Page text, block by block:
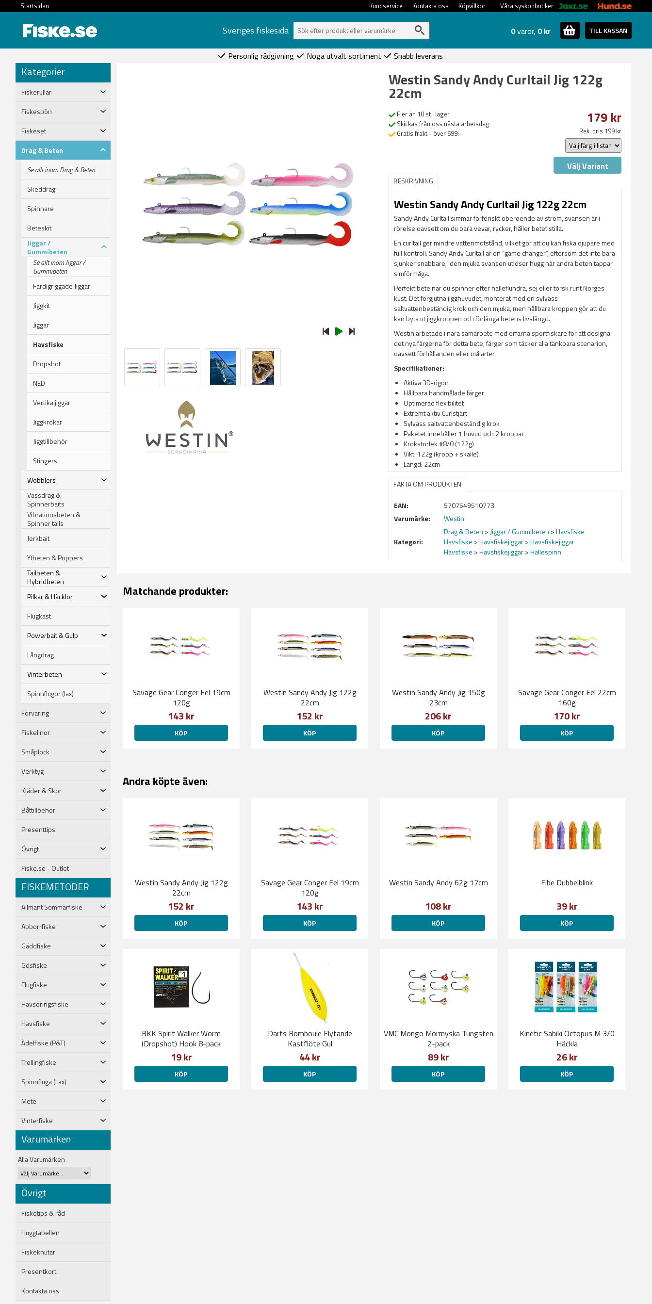
Startsidan Våra syskonbutiker
Köpvillkor
Kontakta oss
Kundservice
Sveriges fiskesida 0varor, 0 kr TILL KASSAN
Personlig rådgivning Noga utvalt sortiment Snabb leverans
Kategorier
Fiskerullar
Fiskespön
Fiskeset
Drag & Beten
Se allt inom Drag & Beten
Skeddrag
Spinnare
Beteskit
Jiggar /
Gummibeten
Se allt inom Jiggar /
Gummibeten
Färdigriggade Jiggar
Jiggkit
Jiggar
Havsfiske
Dropshot
NED
Vertikaljiggar
Jiggkrokar
Jiggtillbehör
Stingers
Wobblers
Vassdrag &
Spinnerbaits
Vibrationsbeten &
Spinner tails
Jerkbait
Ytbeten & Poppers
Tailbeten &
Hybridbeten
Pilkar & Häcklor
Flugkast
Powerbait & Gulp
Långdrag
Vinterbeten
Spinnflugor (lax)
Förvaring
Fiskelinor
Småplock
Verktyg
Kläder & Skor
Båttillbehör
Presenttips
Övrigt
Fiske.se - Outlet
FISKEMETODER
Allmänt Sommarfiske
Abborrfiske
Gäddfiske
Gösfiske
Flugfiske
Havsöringsfiske
Havsfiske
Ädelfiske (P&T)
Trollingfiske
Spinnfluga (Lax)
Mete
Vinterfiske
Varumärken
Alla Varumärken
Övrigt
Fisketips & råd
Huggtabellen
Fiskeknutar
Presentkort
Kontakta oss
Westin Sandy Andy Curltail Jig 122g
22cm
Fler än 10 st i lager
Skickas från oss nästa arbetsdag
Gratis frakt - över 599:-
179 kr
Rek. pris 199 kr
Välj Variant
BESKRIVNING
Westin Sandy Andy Curltail Jig 122g 22cm
Sandy Andy Curltail simmar förföriskt oberoende av ström, svansen är i
rörelse oavsett om du bara vevar, rycker, håller betet stilla.
En curltail ger mindre vattenmotstånd, vilket gör att du kan fiska djupare med
full kontroll. Sandy Andy Curltail är en ”game changer”, eftersom det inte bara
sjunker snabbare, den mjuka svansen utlöser hugg när andra beten tappar
simförmåga.
Perfekt bete när du spinner efter hälleflundra, sej eller torsk runt Norges
kust. Det förgjutna jigghuvudet, monterat med en sylvass
saltvattenbeständig krok och den mjuka, men hållbara kroppen gör att du
kan byta ut jiggkroppen och förlänga betens livslängd.
Westin arbetade i nära samarbete med erfarna sportfiskare för att designa
det nya färgerna för detta bete, färger som täcker alla tänkbara scenarion,
oavsett förhållanden eller målarter.
Specifikationer:
Aktiva 3D-ögon
Hållbara handmålade färger
Optimerad flexibilitet
Extremt aktiv Curlstjärt
Sylvass saltvattenbeständig krok
Paketet innehåller 1 huvud och 2 kroppar
Krokstorlek #8/0 (122g)
Vikt: 122g (kropp + skalle)
Längd: 22cm
FAKTA OM PRODUKTEN
EAN:
5707549510773
Varumärke:
Westin
Kategori:
Drag & Beten > Jiggar / Gummibeten >Havsfiske
Havsfiske >Havsfiskejiggar>Havsfiskejiggar
Havsfiske >Havsfiskejiggar>Hällespinn
Matchande produkter:
Savage Gear Conger Eel 19cm
120g
143 kr
KÖP
Westin Sandy Andy Jig 122g
22cm
152 kr
KÖP
Westin Sandy Andy Jig 150g
23cm
206 kr
KÖP
Savage Gear Conger Eel 22cm
160g
170 kr
KÖP
Andra köpte även:
Westin Sandy Andy Jig 122g
22cm
152 kr
KÖP
Savage Gear Conger Eel 19cm
120g
143 kr
KÖP
Westin Sandy Andy 62g 17cm
108 kr
KÖP
Fibe Dubbelblink
39 kr
KÖP
BKK Spirit Walker Worm
(Dropshot) Hook 8-pack
19 kr
KÖP
Darts Bomboule Flytande
Kastflöte Gul
44 kr
KÖP
VMC Mongo Mormyska Tungsten
2-pack
89 kr
KÖP
Kinetic Sabiki Octopus M 3/0
Häckla
26 kr
KÖP